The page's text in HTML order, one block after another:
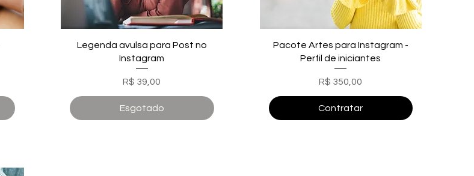
Legenda avulsa para Post no
Instagram
Preço
R$ 39,00
Esgotado
Pacote Artes para Instagram -
Perfil de iniciantes
Preço
R$ 350,00
Contratar